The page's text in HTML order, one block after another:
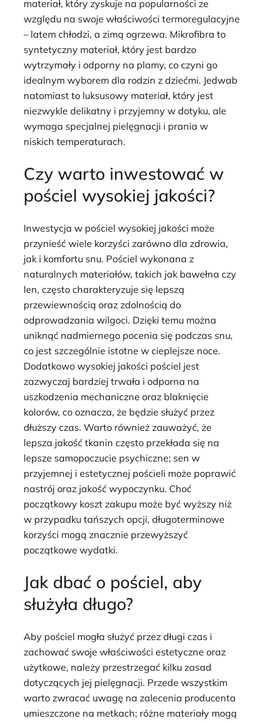
materiał, który zyskuje na popularności ze
względu na swoje właściwości termoregulacyjne
– latem chłodzi, a zimą ogrzewa. Mikrofibra to
syntetyczny materiał, który jest bardzo
wytrzymały i odporny na plamy, co czyni go
idealnym wyborem dla rodzin z dziećmi. Jedwab
natomiast to luksusowy materiał, który jest
niezwykle delikatny i przyjemny w dotyku, ale
wymaga specjalnej pielęgnacji i prania w
niskich temperaturach.
Czy warto inwestować w
pościel wysokiej jakości?
Inwestycja w pościel wysokiej jakości może
przynieść wiele korzyści zarówno dla zdrowia,
jak i komfortu snu. Pościel wykonana z
naturalnych materiałów, takich jak bawełna czy
len, często charakteryzuje się lepszą
przewiewnością oraz zdolnością do
odprowadzania wilgoci. Dzięki temu można
uniknąć nadmiernego pocenia się podczas snu,
co jest szczególnie istotne w cieplejsze noce.
Dodatkowo wysokiej jakości pościel jest
zazwyczaj bardziej trwała i odporna na
uszkodzenia mechaniczne oraz blaknięcie
kolorów, co oznacza, że będzie służyć przez
dłuższy czas. Warto również zauważyć, że
lepsza jakość tkanin często przekłada się na
lepsze samopoczucie psychiczne; sen w
przyjemnej i estetycznej pościeli może poprawić
nastrój oraz jakość wypoczynku. Choć
początkowy koszt zakupu może być wyższy niż
w przypadku tańszych opcji, długoterminowe
korzyści mogą znacznie przewyższyć
początkowe wydatki.
Jak dbać o pościel, aby
służyła długo?
Aby pościel mogła służyć przez długi czas i
zachować swoje właściwości estetyczne oraz
użytkowe, należy przestrzegać kilku zasad
dotyczących jej pielęgnacji. Przede wszystkim
warto zwracać uwagę na zalecenia producenta
umieszczone na metkach; różne materiały mogą